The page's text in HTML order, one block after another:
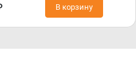
В корзину